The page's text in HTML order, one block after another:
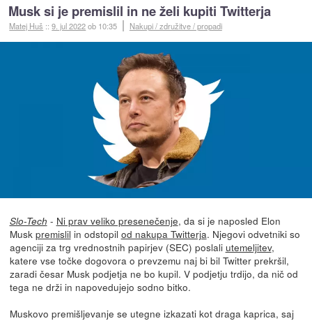
Musk si je premislil in ne želi kupiti Twitterja
Matej Huš ::9. jul 2022ob 10:35 Nakupi / združitve / propadi
Slo-Tech - Ni prav veliko presenečenje, da si je naposled Elon
Musk premislil in odstopil od nakupa Twitterja. Njegovi odvetniki so
agenciji za trg vrednostnih papirjev (SEC) poslali utemeljitev,
katere vse točke dogovora o prevzemu naj bi bil Twitter prekršil,
zaradi česar Musk podjetja ne bo kupil. V podjetju trdijo, da nič od
tega ne drži in napovedujejo sodno bitko.
Muskovo premišljevanje se utegne izkazati kot draga kaprica, saj